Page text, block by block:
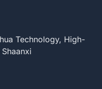
Technology, High-